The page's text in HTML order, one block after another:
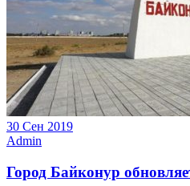
30 Сен 2019
Admin
Город Байконур